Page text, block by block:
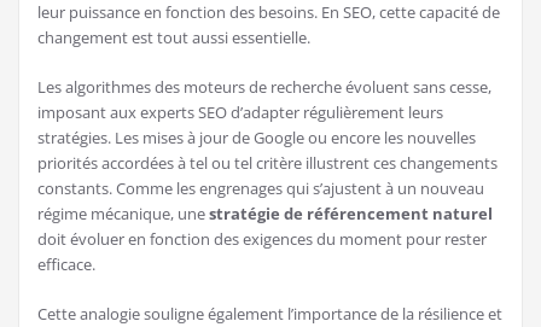
leur puissance en fonction des besoins. En SEO, cette capacité de
changement est tout aussi essentielle.
Les algorithmes des moteurs de recherche évoluent sans cesse,
imposant aux experts SEO d’adapter régulièrement leurs
stratégies. Les mises à jour de Google ou encore les nouvelles
priorités accordées à tel ou tel critère illustrent ces changements
constants. Comme les engrenages qui s’ajustent à un nouveau
régime mécanique, unestratégie de référencement naturel
doit évoluer en fonction des exigences du moment pour rester
efficace.
Cette analogie souligne également l’importance de la résilience et